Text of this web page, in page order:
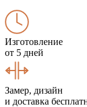
Изготовление
от 5 дней
Замер, дизайн
и доставка